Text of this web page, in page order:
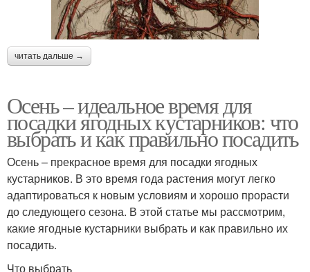
читать дальше →
Осень – идеальное время для
посадки ягодных кустарников: что
выбрать и как правильно посадить
Осень – прекрасное время для посадки ягодных
кустарников. В это время года растения могут легко
адаптироваться к новым условиям и хорошо прорасти
до следующего сезона. В этой статье мы рассмотрим,
какие ягодные кустарники выбрать и как правильно их
посадить.
Что выбрать